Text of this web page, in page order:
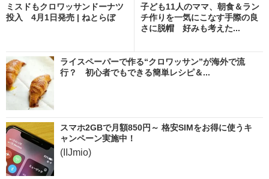
ミスドもクロワッサンドーナツ
投入 4月1日発売 | ねとらぼ
子ども11人のママ、朝食＆ラン
チ作りを一気にこなす手際の良
さに脱帽 好みも考えた...
ライスペーパーで作る“クロワッサン”が海外で流
行？ 初心者でもできる簡単レシピ＆...
スマホ2GBで月額850円～ 格安SIMをお得に使うキ
ャンペーン実施中！
(IIJmio)